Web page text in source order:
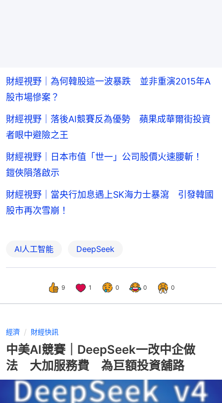
財經視野｜為何韓股這一波暴跌 並非重演2015年A
股市場慘案？
財經視野｜落後AI競賽反為優勢 蘋果成華爾街投資
者眼中避險之王
財經視野｜日本市值「世一」公司股價火速腰斬！
鎧俠隕落啟示
財經視野｜當央行加息遇上SK海力士暴瀉 引發韓國
股市再次雪崩！
AI人工智能 DeepSeek
9 1 0 0 0
經濟 財經快訊
中美AI競賽｜DeepSeek一改中企做
法 大加服務費 為巨額投資舖路